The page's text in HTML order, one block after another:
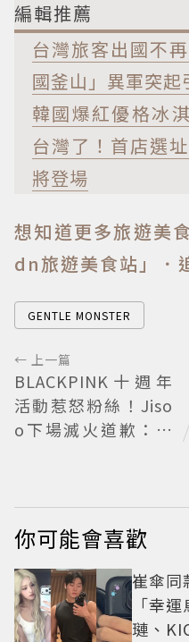
編輯推薦
台灣旅客出國不
國釜山」異軍突起
韓國爆紅優格冰
台灣了！首店選
將登場
想知道更多旅遊美
dn旅遊美食站」
．
GENTLE MONSTER
← 上一篇
BLACKPINK十週年
活動惹怒粉絲！Jiso
o下場滅火道歉：對
你可能會喜歡
崔傘同
「幸
璉、